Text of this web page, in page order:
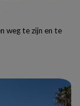
weg te zijn en te